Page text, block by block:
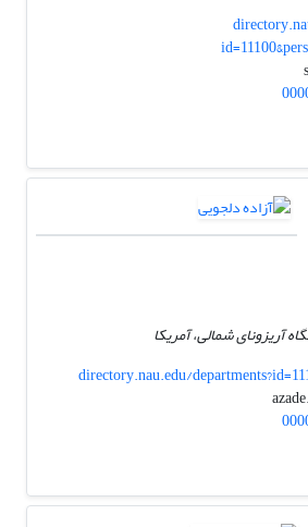
آریزونای شمالی، آمریکا
directory.nau.edu/